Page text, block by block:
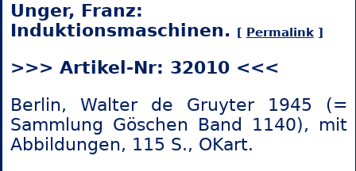
Unger, Franz:
Induktionsmaschinen.
[ Permalink]
>>> Artikel-Nr: 32010 <<<
Berlin, Walter de Gruyter 1945 (=
Sammlung Göschen Band 1140), mit
Abbildungen, 115 S., OKart.